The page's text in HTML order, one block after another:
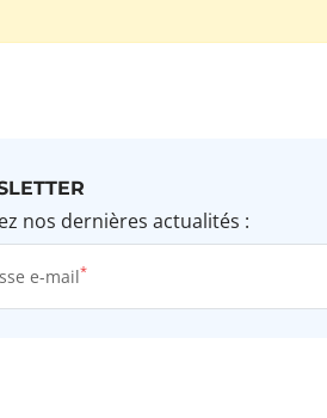
nos dernières actualités :
e-mail